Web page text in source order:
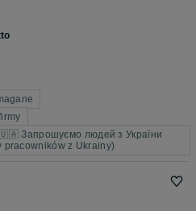
Запрошуємо людей з України
pracowników z Ukrainy)